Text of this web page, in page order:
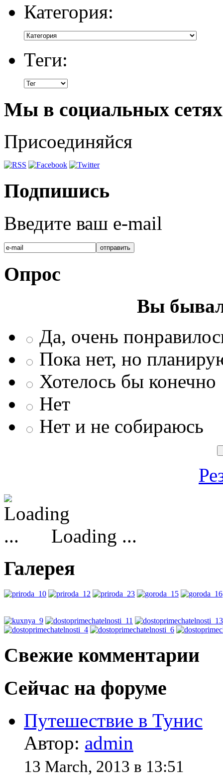
Категория:
Теги:
Мы в социальных сетях
Присоединяйся
Подпишись
Введите ваш e-mail
Опрос
Вы
Да, очень
Пока нет, но
Хотелось бы конечно
Нет
Нет и не собираюсь
Loading ...
Галерея
Свежие комментарии
Сейчас на форуме
Путешествие в Тунис
Автор: admin
13 March, 2013 в 13:51